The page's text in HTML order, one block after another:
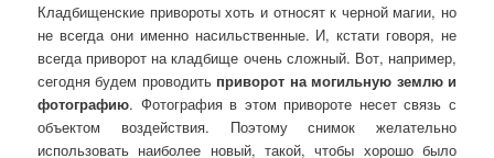
Кладбищенские привороты хоть и относят к черной магии, но
не всегда они именно насильственные. И, кстати говоря, не
всегда приворот на кладбище очень сложный. Вот, например,
сегодня будем проводить приворот на могильную землю и
фотографию. Фотография в этом привороте несет связь с
объектом воздействия. Поэтому снимок желательно
использовать наиболее новый, такой, чтобы хорошо было